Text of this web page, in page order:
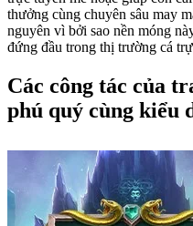
thưởng cùng chuyên sâu may
nguyên vì bởi sao nền móng
đứng đầu trong thị trường cá
Các công tác của
phú quý cùng kiểu